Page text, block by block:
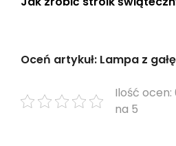
Oceń artykuł: Lampa z
Ilość ocen:
na 5